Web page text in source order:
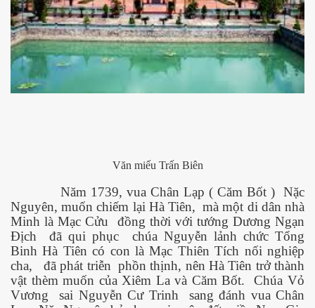
Văn miếu Trấn Biên
Năm 1739, vua Chân Lạp ( Căm Bốt ) Nặc
Nguyên, muốn chiếm lại Hà Tiên, mà một di dân nhà
Minh là Mạc Cửu
đồng thời với tướng Dương Ngạn
Địch
đã qui phục
chúa Nguyễn lảnh chức Tổng
Binh Hà Tiên có con là Mạc Thiên Tích nối nghiệp
cha,
đã phát triễn phồn thịnh, nên Hà Tiên trở thành
vật thèm muốn của Xiêm La và Căm Bốt.
Chúa Vỏ
Vương
sai Nguyễn Cư Trinh
sang đánh vua Chân